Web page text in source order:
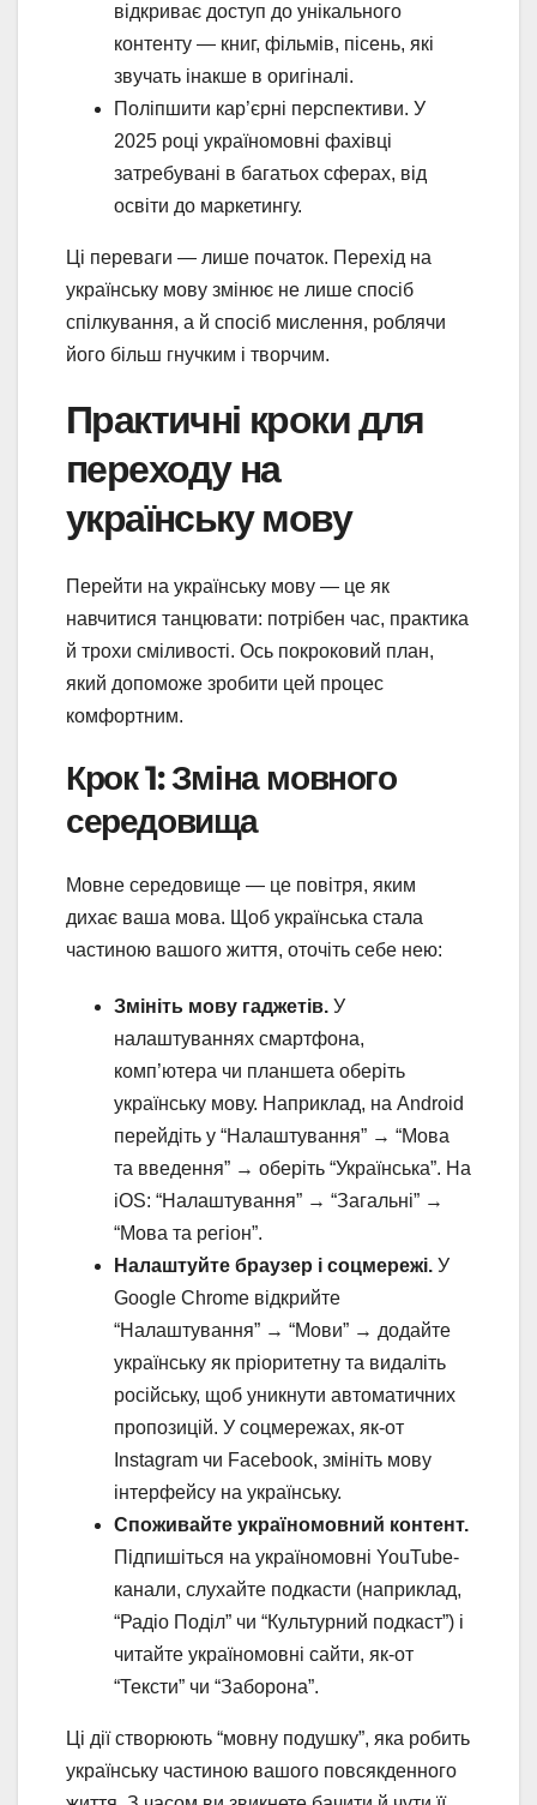
відкриває доступ до унікального
контенту — книг, фільмів, пісень, які
звучать інакше в оригіналі.
Поліпшити кар’єрні перспективи. У
2025 році україномовні фахівці
затребувані в багатьох сферах, від
освіти до маркетингу.
Ці переваги — лише початок. Перехід на
українську мову змінює не лише спосіб
спілкування, а й спосіб мислення, роблячи
його більш гнучким і творчим.
Практичні кроки для
переходу на
українську мову
Перейти на українську мову — це як
навчитися танцювати: потрібен час, практика
й трохи сміливості. Ось покроковий план,
який допоможе зробити цей процес
комфортним.
Крок 1: Зміна мовного
середовища
Мовне середовище — це повітря, яким
дихає ваша мова. Щоб українська стала
частиною вашого життя, оточіть себе нею:
Змініть мову гаджетів. У
налаштуваннях смартфона,
комп’ютера чи планшета оберіть
українську мову. Наприклад, на Android
перейдіть у “Налаштування” → “Мова
та введення” → оберіть “Українська”. На
iOS: “Налаштування” → “Загальні” →
“Мова та регіон”.
Налаштуйте браузер і соцмережі. У
Google Chrome відкрийте
“Налаштування” → “Мови” → додайте
українську як пріоритетну та видаліть
російську, щоб уникнути автоматичних
пропозицій. У соцмережах, як-от
Instagram чи Facebook, змініть мову
інтерфейсу на українську.
Споживайте україномовний контент.
Підпишіться на україномовні YouTube-
канали, слухайте подкасти (наприклад,
“Радіо Поділ” чи “Культурний подкаст”) і
читайте україномовні сайти, як-от
“Тексти” чи “Заборона”.
Ці дії створюють “мовну подушку”, яка робить
українську частиною вашого повсякденного